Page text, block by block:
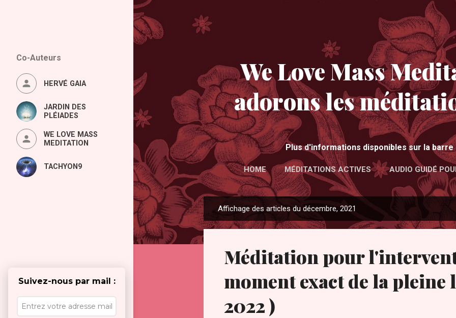
We Love Mass
adorons les
Plus d'informations disponibles sur la barre
HOME MÉDITATIONS ACTIVES AUDIO GUIDÉ
A
r
t
Affichage des articles du décembre, 2021
Méditation pour
moment exact de la pleine
2022 )
Co-Auteurs
HERVÉ GAIA
JARDIN DES
PLÉIADES
WE LOVE MASS
MEDITATION
TACHYON9
Suivez-nous par mail :